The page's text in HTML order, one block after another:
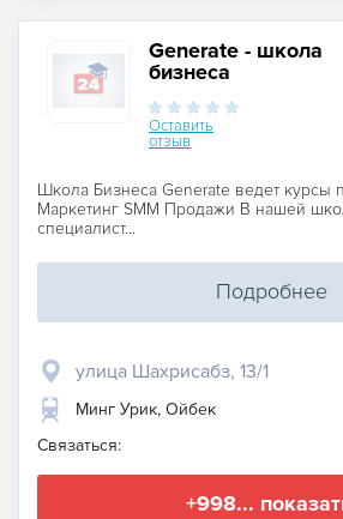
Generate - школа
бизнеса
Оставить
отзыв
Школа Бизнеса Generate ведет курсы
Маркетинг SMM Продажи В нашей
специалист...
Подробнее
улица Шахрисабз, 13/1
Минг Урик, Ойбек
Связаться:
+998...